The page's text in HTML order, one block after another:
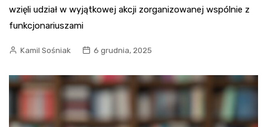
wzięli udział w wyjątkowej akcji zorganizowanej wspólnie z
funkcjonariuszami
Kamil Sośniak 6 grudnia, 2025